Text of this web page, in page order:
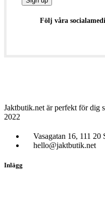
Följ våra
Jaktbutik.net är perfekt för dig
2022
Vasagatan 16, 111 20
hello@jaktbutik.net
Inlägg